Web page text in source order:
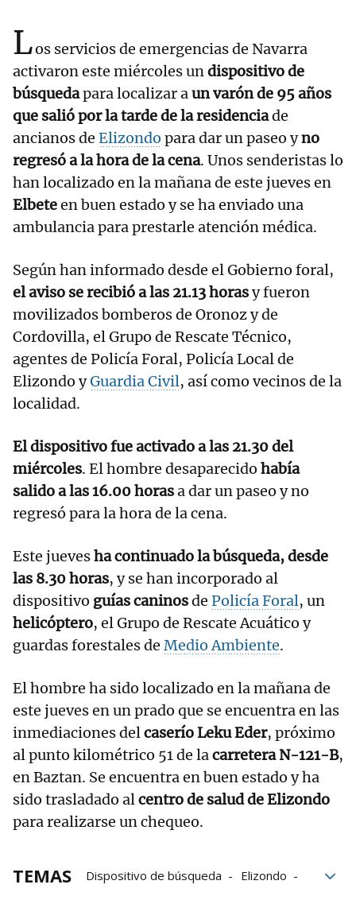
Los servicios de emergencias de Navarra
activaron este miércoles undispositivo de
búsquedapara localizar aun varón de 95 años
que salió por la tarde de la residenciade
ancianos de Elizondo para dar un paseo yno
regresó a la hora de la cena. Unos senderistas lo
han localizado en la mañana de este jueves en
Elbeteen buen estado y se ha enviado una
ambulancia para prestarle atención médica.
Según han informado desde el Gobierno foral,
el aviso se recibió a las 21.13 horasy fueron
movilizados bomberos de Oronoz y de
Cordovilla, el Grupo de Rescate Técnico,
agentes de Policía Foral, Policía Local de
Elizondo yGuardia Civil, así como vecinos de la
localidad.
El dispositivo fue activado a las 21.30 del
miércoles. El hombre desaparecido había
salido a las 16.00 horasa dar un paseo y no
regresó para la hora de la cena.
Este juevesha continuado la búsqueda, desde
las 8.30 horas, y se han incorporado al
dispositivo guías caninosde Policía Foral, un
helicóptero, el Grupo de Rescate Acuático y
guardas forestales de Medio Ambiente.
El hombre ha sido localizado en la mañana de
este jueves en un prado que se encuentra en las
inmediaciones delcaserío Leku Eder, próximo
al punto kilométrico 51 de lacarretera N-121-B,
en Baztan. Se encuentra en buen estado y ha
sido trasladado alcentro de salud de Elizondo
para realizarse un chequeo.
TEMAS Dispositivo de búsqueda
Elizondo